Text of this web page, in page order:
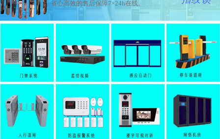
省心高效的售后保障7×24h在线。